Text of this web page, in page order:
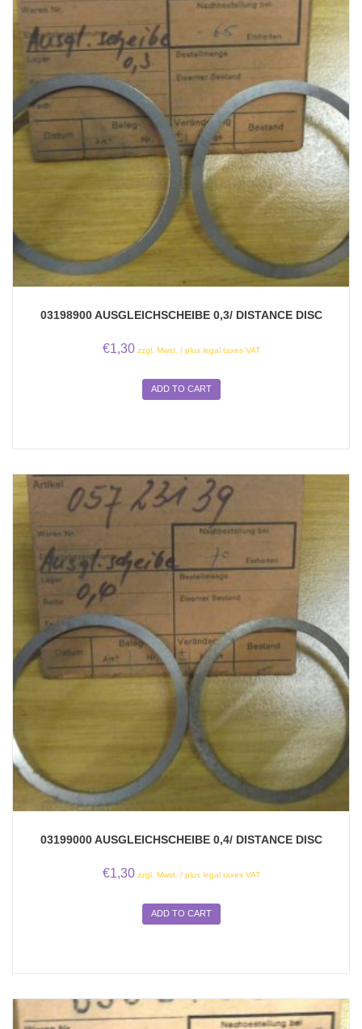
03198900 AUSGLEICHSCHEIBE 0,3/ DISTANCE DISC
€1,30 zzgl. Mwst. / plus legal taxes VAT
ADD TO CART
03199000 AUSGLEICHSCHEIBE 0,4/ DISTANCE DISC
€1,30 zzgl. Mwst. / plus legal taxes VAT
ADD TO CART